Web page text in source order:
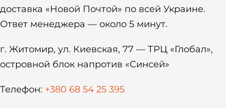
доставка «Новой Почтой» по всей Украине.
Ответ менеджера — около 5 минут.
г. Житомир, ул. Киевская, 77 — ТРЦ «Глобал»,
островной блок напротив «Синсей»
Телефон: +380 68 54 25 395